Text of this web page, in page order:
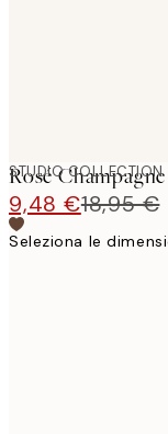
STUDIO COLLECTION
Rosé
9,48 €18,95 €
Seleziona le